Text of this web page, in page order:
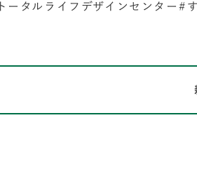
トータルライフデザインセンター